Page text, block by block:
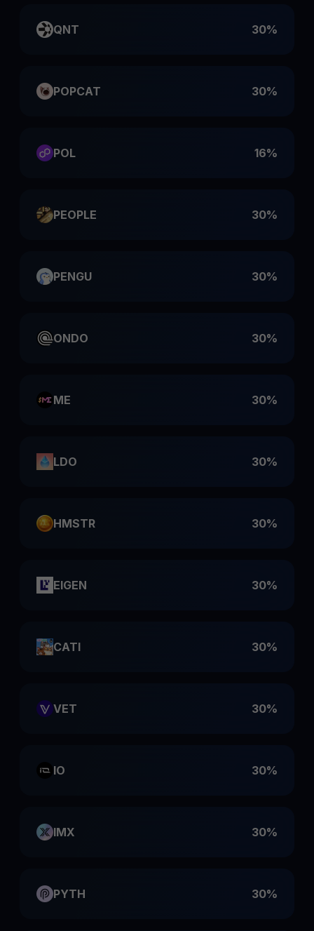
QNT 30%
POPCAT 30%
POL 16%
PEOPLE 30%
PENGU 30%
ONDO 30%
ME 30%
LDO 30%
HMSTR 30%
EIGEN 30%
CATI 30%
VET 30%
IO 30%
IMX 30%
PYTH 30%